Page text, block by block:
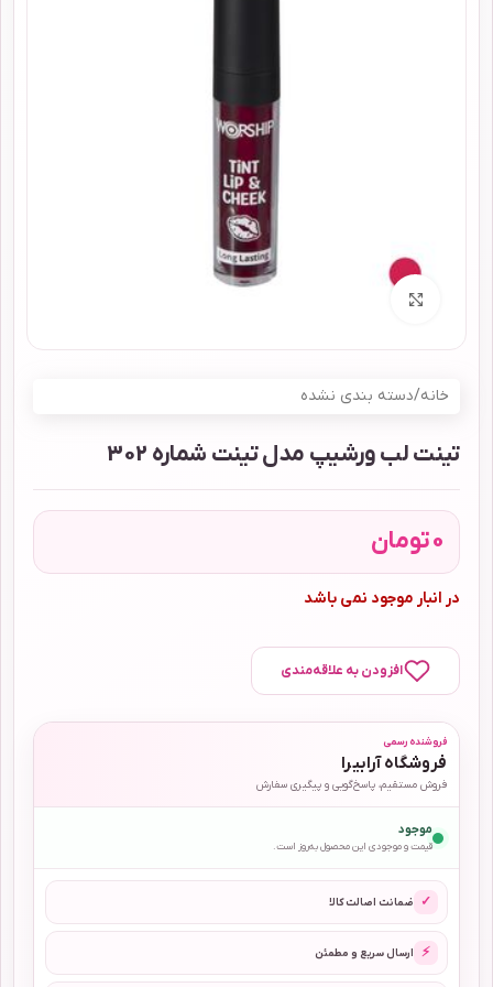
خانه/دسته بندی نشده
تینت لب ورشیپ مدل تینت شماره 302
0تومان
در انبار موجود نمی باشد
افزودن به علاقه‌مندی
فروشنده رسمی
فروشگاه آرابیرا
فروش مستقیم، پاسخ‌گویی و پیگیری سفارش
موجود
قیمت و موجودی این محصول به‌روز است.
✓ ضمانت اصالت کالا
⚡ ارسال سریع و مطمئن